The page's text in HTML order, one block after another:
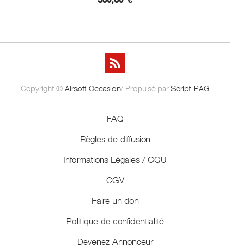
Copyright © Airsoft Occasion/ Propulsé par Script PAG
FAQ
Règles de diffusion
Informations Légales / CGU
CGV
Faire un don
Politique de confidentialité
Devenez Annonceur